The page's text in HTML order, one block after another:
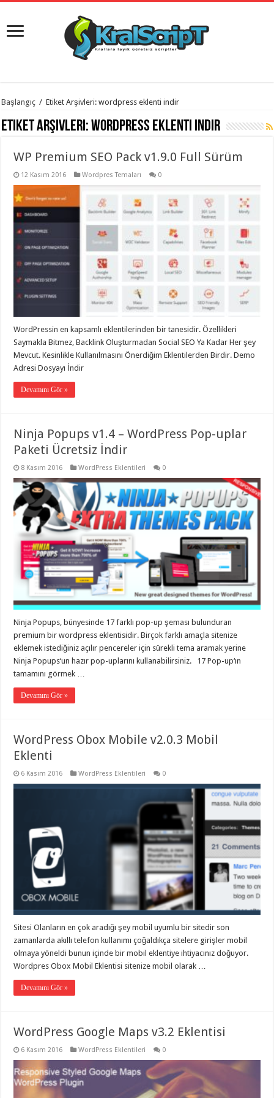
istanbul
evden
eve
organizasyon,
evden
taşımacılık ,
evden
taşımacılık,
gaziantep
evden
taşımacılık
gaziantep
gaziantep
evden
taşımacılık,
gaziantep
taşımacılık,
taşımacılık ,
gaziantep
asansörlü
taşıma,
gaziantep
evden
taşımacılık ,
gaziantep
organizasyon,
gaziantep
organizasyon,
gaziantep
organizasyon,
organizasyon,
gaziantep
organizasyon
gaziantep
organizasyon ,
gaziantep
palyaço,
twitter
takipçi
twitter
takipçi
hilesi,
Başlangıç / Etiket Arşivleri: wordpress eklenti indir
Etiket Arşivleri:wordpress eklenti indir
WP Premium SEO Pack v1.9.0 Full Sürüm
12 Kasım 2016 Wordpres Temaları 0
WordPressin en kapsamlı eklentilerinden bir tanesidir. Özellikleri
Saymakla Bitmez, Backlink Oluşturmadan Social SEO Ya Kadar Her şey
Mevcut. Kesinlikle Kullanılmasını Önerdiğim Eklentilerden Birdir. Demo
Adresi Dosyayı İndir
Devamını Gör »
Ninja Popups v1.4 – WordPress Pop-uplar
Paketi Ücretsiz İndir
8 Kasım 2016 WordPress Eklentileri 0
Ninja Popups, bünyesinde 17 farklı pop-up şeması bulunduran
premium bir wordpress eklentisidir. Birçok farklı amaçla sitenize
eklemek istediğiniz açılır pencereler için sürekli tema aramak yerine
Ninja Popups‘un hazır pop-uplarını kullanabilirsiniz. 17 Pop-up‘ın
tamamını görmek …
Devamını Gör »
WordPress Obox Mobile v2.0.3 Mobil
Eklenti
6 Kasım 2016 WordPress Eklentileri 0
Sitesi Olanların en çok aradığı şey mobil uyumlu bir sitedir son
zamanlarda akıllı telefon kullanımı çoğaldıkça sitelere girişler mobil
olmaya yöneldi bunun içinde bir mobil eklentiye ihtiyacınız doğuyor.
Wordpres Obox Mobil Eklentisi sitenize mobil olarak …
Devamını Gör »
WordPress Google Maps v3.2 Eklentisi
6 Kasım 2016 WordPress Eklentileri 0